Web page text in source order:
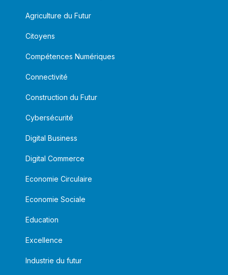
Agriculture du Futur
Citoyens
Compétences Numériques
Connectivité
Construction du Futur
Cybersécurité
Digital Business
Digital Commerce
Economie Circulaire
Economie Sociale
Education
Excellence
Industrie du futur